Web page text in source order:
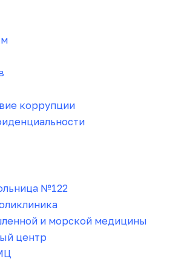
коррупции
№122
и морской медицины
центр